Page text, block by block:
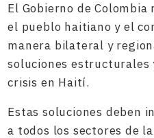
El Gobierno de
el pueblo haitiano y el
manera bilateral y
soluciones estructurales
crisis en Haití.
Estas soluciones deben
a todos los sectores de